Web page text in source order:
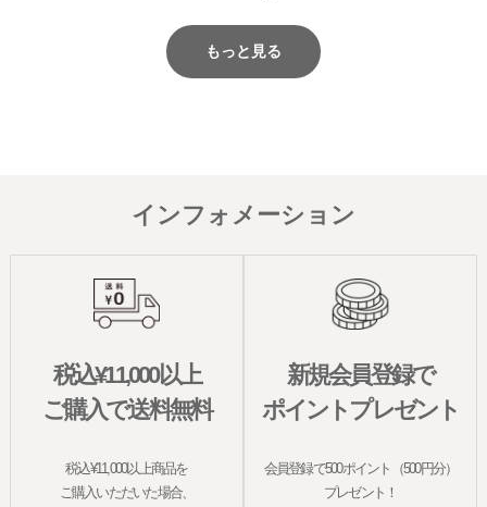
もっと見る
インフォメーション
税込¥11,000以上
ご購入で送料無料
税込¥11,000以上商品を
ご購入いただいた場合、
新規会員登録で
ポイントプレゼント
会員登録で500ポイント（500円分）
プレゼント！